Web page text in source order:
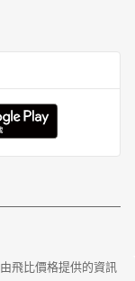
由飛比價格提供的資訊